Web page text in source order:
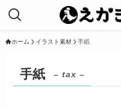
ホーム イラスト素材 手紙
手紙 – tax –